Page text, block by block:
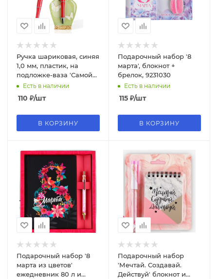
Ручка шариковая, синяя
1,0 мм, пластик, на
подложке-ваза 'Самой
лучшей', 7070915
Есть в наличии
110 ₽/шт
В КОРЗИНУ
Подарочный набор '8
марта', блокнот +
брелок, 9231030
Есть в наличии
115 ₽/шт
В КОРЗИНУ
Подарочный набор '8
марта из цветов'
ежедневник 80 л и
Подарочный набор
'Мечтай. Создавай.
Действуй' блокнот и